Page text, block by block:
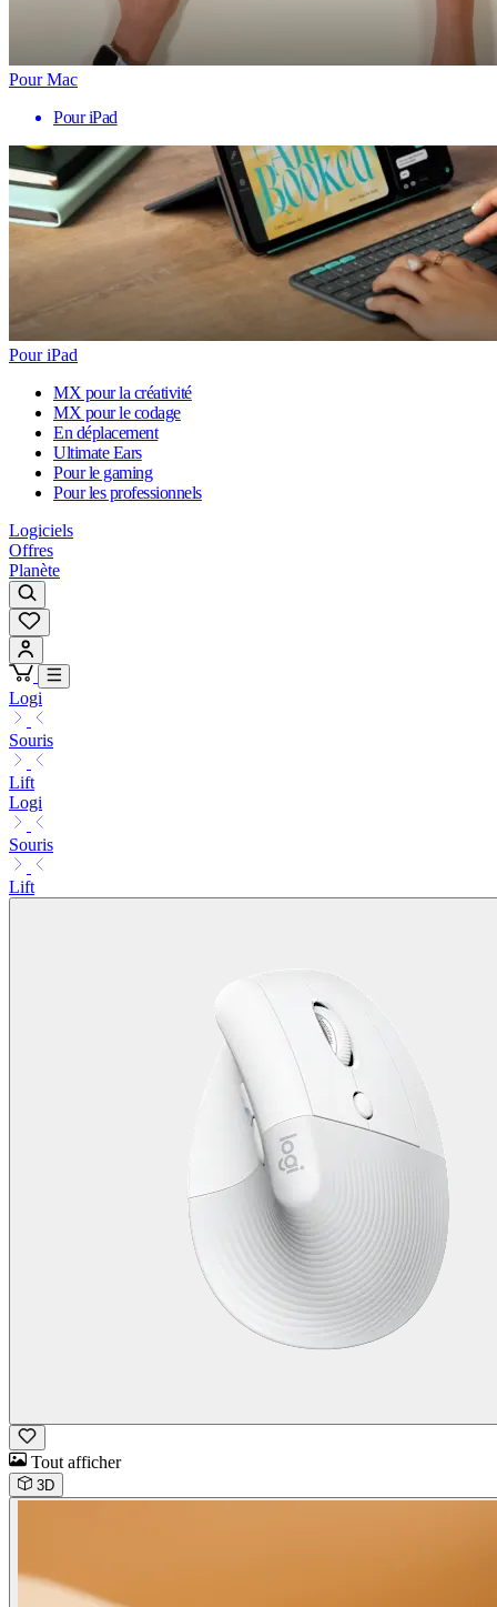
Pour Mac
Pour iPad
Pour iPad
MX pour la créativité
MX pour le codage
En déplacement
Ultimate Ears
Pour le gaming
Pour les professionnels
Logiciels
Offres
Planète
Logi
Souris
Lift
Logi
Souris
Lift
Tout afficher
3D